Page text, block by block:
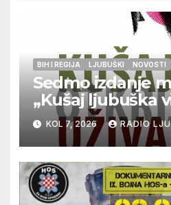
BIH I REGIJA LJUBUŠKI NOVOSTI
Sedmo izdanje
„Kušaj ljubuška
vrhunska vina,
glazbu
KOL 7, 2026 RADIO